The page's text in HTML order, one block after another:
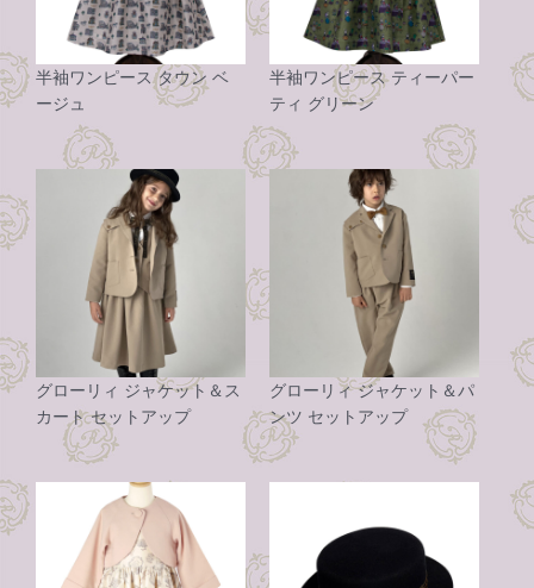
半袖ワンピース タウン ベ
ージュ
半袖ワンピース ティーパー
ティ グリーン
グローリィ ジャケット＆ス
カート セットアップ
グローリィ ジャケット＆パ
ンツ セットアップ